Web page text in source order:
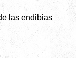
las endibias